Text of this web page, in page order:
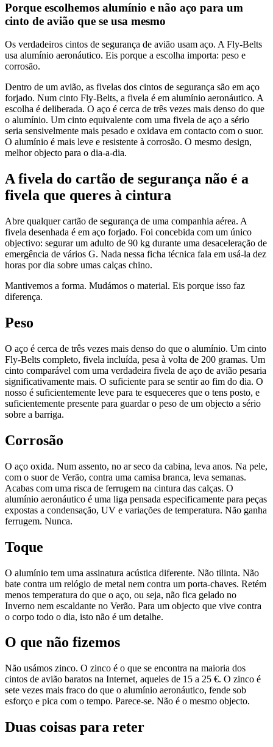
Porque escolhemos alumínio e não aço para um
cinto de avião que se usa mesmo
Os verdadeiros cintos de segurança de avião usam aço. A Fly-Belts
usa alumínio aeronáutico. Eis porque a escolha importa: peso e
corrosão.
Dentro de um avião, as fivelas dos cintos de segurança são em aço
forjado. Num cinto Fly-Belts, a fivela é em alumínio aeronáutico. A
escolha é deliberada. O aço é cerca de três vezes mais denso do que
o alumínio. Um cinto equivalente com uma fivela de aço a sério
seria sensivelmente mais pesado e oxidava em contacto com o suor.
O alumínio é mais leve e resistente à corrosão. O mesmo design,
melhor objecto para o dia-a-dia.
A fivela do cartão de segurança não é a
fivela que queres à cintura
Abre qualquer cartão de segurança de uma companhia aérea. A
fivela desenhada é em aço forjado. Foi concebida com um único
objectivo: segurar um adulto de 90 kg durante uma desaceleração de
emergência de vários G. Nada nessa ficha técnica fala em usá-la dez
horas por dia sobre umas calças chino.
Mantivemos a forma. Mudámos o material. Eis porque isso faz
diferença.
Peso
O aço é cerca de três vezes mais denso do que o alumínio. Um cinto
Fly-Belts completo, fivela incluída, pesa à volta de 200 gramas. Um
cinto comparável com uma verdadeira fivela de aço de avião pesaria
significativamente mais. O suficiente para se sentir ao fim do dia. O
nosso é suficientemente leve para te esqueceres que o tens posto, e
suficientemente presente para guardar o peso de um objecto a sério
sobre a barriga.
Corrosão
O aço oxida. Num assento, no ar seco da cabina, leva anos. Na pele,
com o suor de Verão, contra uma camisa branca, leva semanas.
Acabas com uma risca de ferrugem na cintura das calças. O
alumínio aeronáutico é uma liga pensada especificamente para peças
expostas a condensação, UV e variações de temperatura. Não ganha
ferrugem. Nunca.
Toque
O alumínio tem uma assinatura acústica diferente. Não tilinta. Não
bate contra um relógio de metal nem contra um porta-chaves. Retém
menos temperatura do que o aço, ou seja, não fica gelado no
Inverno nem escaldante no Verão. Para um objecto que vive contra
o corpo todo o dia, isto não é um detalhe.
O que não fizemos
Não usámos zinco. O zinco é o que se encontra na maioria dos
cintos de avião baratos na Internet, aqueles de 15 a 25 €. O zinco é
sete vezes mais fraco do que o alumínio aeronáutico, fende sob
esforço e pica com o tempo. Parece-se. Não é o mesmo objecto.
Duas coisas para reter